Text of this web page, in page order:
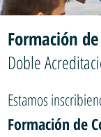
Formación
Doble
Estamos
Formación de